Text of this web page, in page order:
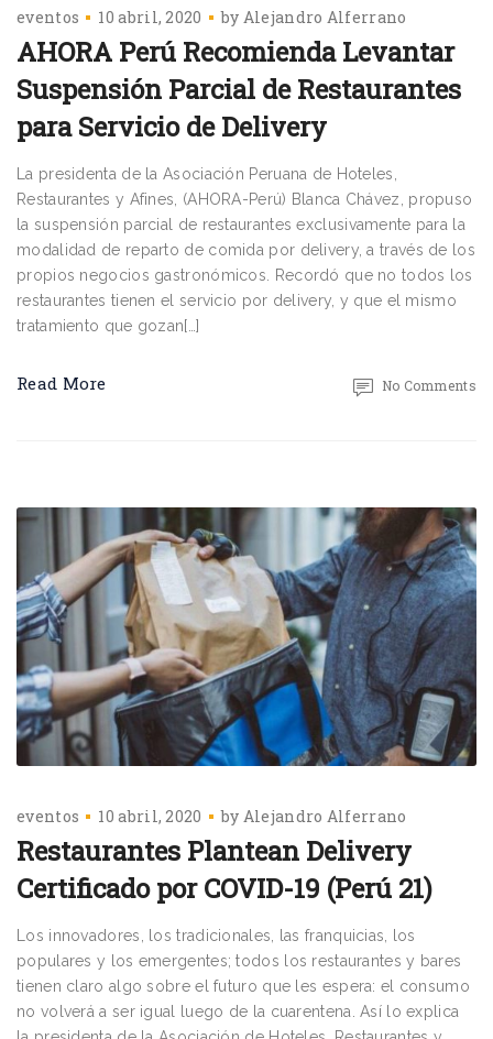
eventos 10 abril, 2020 by Alejandro Alferrano
AHORA Perú Recomienda Levantar
Suspensión Parcial de Restaurantes
para Servicio de Delivery
La presidenta de la Asociación Peruana de Hoteles,
Restaurantes y Afines, (AHORA-Perú) Blanca Chávez, propuso
la suspensión parcial de restaurantes exclusivamente para la
modalidad de reparto de comida por delivery, a través de los
propios negocios gastronómicos. Recordó que no todos los
restaurantes tienen el servicio por delivery, y que el mismo
tratamiento que gozan[…]
Read More No Comments
eventos 10 abril, 2020 by Alejandro Alferrano
Restaurantes Plantean Delivery
Certificado por COVID-19 (Perú 21)
Los innovadores, los tradicionales, las franquicias, los
populares y los emergentes; todos los restaurantes y bares
tienen claro algo sobre el futuro que les espera: el consumo
no volverá a ser igual luego de la cuarentena. Así lo explica